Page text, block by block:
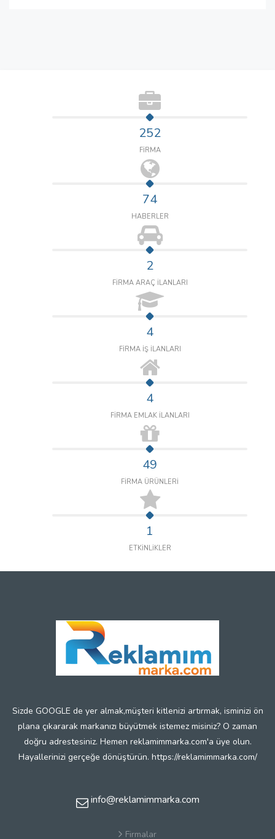
252
FİRMA
74
HABERLER
2
FİRMA ARAÇ İLANLARI
4
FİRMA İŞ İLANLARI
4
FİRMA EMLAK İLANLARI
49
FİRMA ÜRÜNLERİ
1
ETKİNLİKLER
Sizde GOOGLE de yer almak,müşteri kitlenizi artırmak, isminizi ön
plana çıkararak markanızı büyütmek istemez misiniz? O zaman
doğru adrestesiniz. Hemen reklamimmarka.com'a üye olun.
Hayallerinizi gerçeğe dönüştürün. https://reklamimmarka.com/
info@reklamimmarka.com
Firmalar